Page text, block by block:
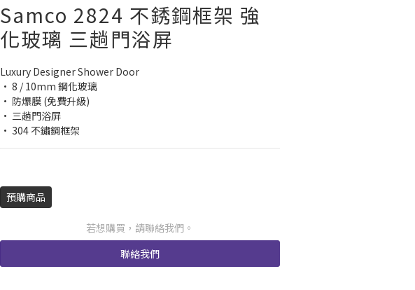
Samco 2824 不銹鋼框架 強
化玻璃 三趟門浴屏
Luxury Designer Shower Door
• 8 / 10mm 鋼化玻璃
• 防爆膜 (免費升級)
• 三趟門浴屏
• 304 不鏽鋼框架
預購商品
若想購買，請聯絡我們。
聯絡我們